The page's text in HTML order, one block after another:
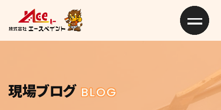
現場ブログ BLOG